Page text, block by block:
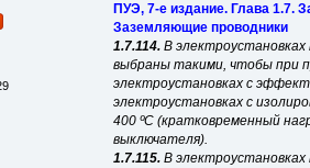
ПУЭ, 7-е издание. Глава 1.7.
Заземляющие проводники
1.7.114.В электроустановках
выбраны такими, чтобы при
электроустановках с
электроустановках с
400 ºС (кратковременный
выключателя).
1.7.115.В электроустановках